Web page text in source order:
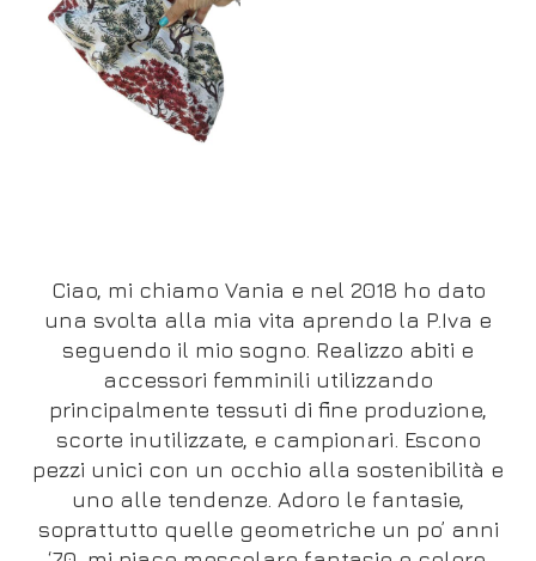
Ciao, mi chiamo Vania e nel 2018 ho dato
una svolta alla mia vita aprendo la P.Iva e
seguendo il mio sogno. Realizzo abiti e
accessori femminili utilizzando
principalmente tessuti di fine produzione,
scorte inutilizzate, e campionari. Escono
pezzi unici con un occhio alla sostenibilità e
uno alle tendenze. Adoro le fantasie,
soprattutto quelle geometriche un po’ anni